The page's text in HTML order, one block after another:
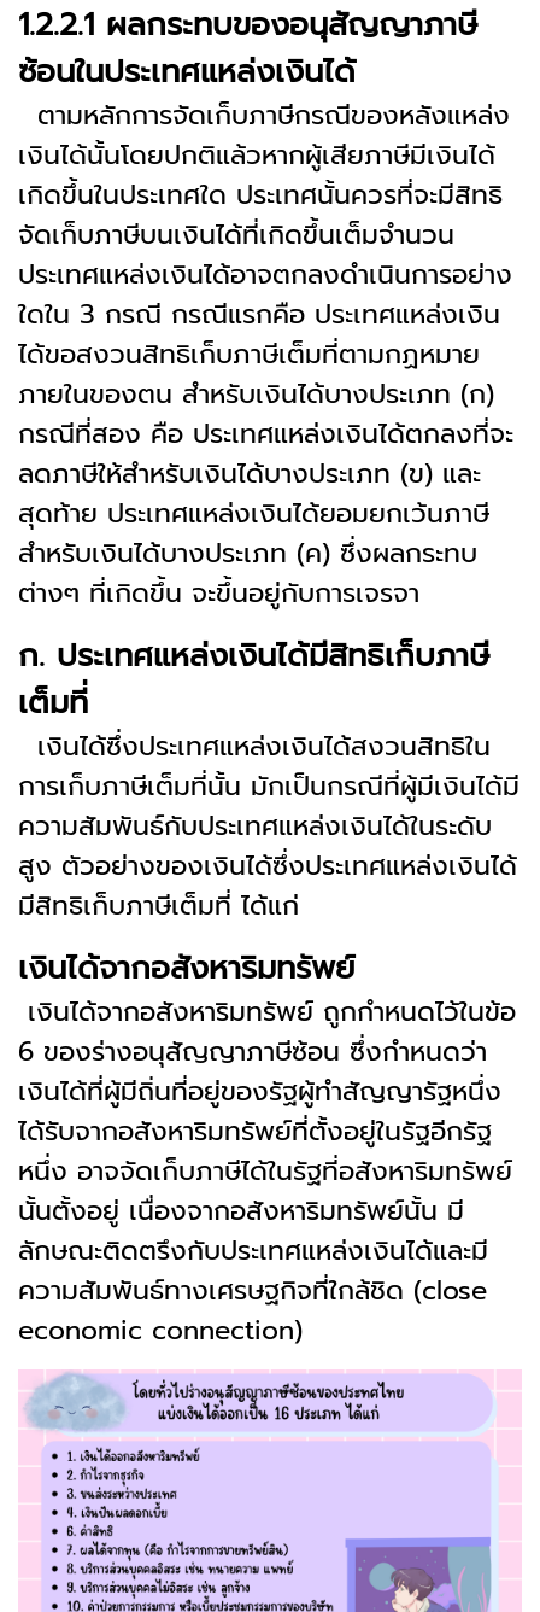
1.2.2.1 ผลกระทบของอนุสัญญาภาษี
ซ้อนในประเทศแหล่งเงินได้
ตามหลักการจัดเก็บภาษีกรณีของหลังแหล่ง
เงินได้นั้นโดยปกติแล้วหากผู้เสียภาษีมีเงินได้
เกิดขึ้นในประเทศใด ประเทศนั้นควรที่จะมีสิทธิ
จัดเก็บภาษีบนเงินได้ที่เกิดขึ้นเต็มจำนวน
ประเทศแหล่งเงินได้อาจตกลงดำเนินการอย่าง
ใดใน 3 กรณี กรณีแรกคือ ประเทศแหล่งเงิน
ได้ขอสงวนสิทธิเก็บภาษีเต็มที่ตามกฏหมาย
ภายในของตน สำหรับเงินได้บางประเภท (ก)
กรณีที่สอง คือ ประเทศแหล่งเงินได้ตกลงที่จะ
ลดภาษีให้สำหรับเงินได้บางประเภท (ข) และ
สุดท้าย ประเทศแหล่งเงินได้ยอมยกเว้นภาษี
สำหรับเงินได้บางประเภท (ค) ซึ่งผลกระทบ
ต่างๆ ที่เกิดขึ้น จะขึ้นอยู่กับการเจรจา
ก. ประเทศแหล่งเงินได้มีสิทธิเก็บภาษี
เต็มที่
เงินได้ซึ่งประเทศแหล่งเงินได้สงวนสิทธิใน
การเก็บภาษีเต็มที่นั้น มักเป็นกรณีที่ผู้มีเงินได้มี
ความสัมพันธ์กับประเทศแหล่งเงินได้ในระดับ
สูง ตัวอย่างของเงินได้ซึ่งประเทศแหล่งเงินได้
มีสิทธิเก็บภาษีเต็มที่ ได้แก่
เงินได้จากอสังหาริมทรัพย์
เงินได้จากอสังหาริมทรัพย์ ถูกกำหนดไว้ในข้อ
6 ของร่างอนุสัญญาภาษีซ้อน ซึ่งกำหนดว่า
เงินได้ที่ผู้มีถิ่นที่อยู่ของรัฐผู้ทำสัญญารัฐหนึ่ง
ได้รับจากอสังหาริมทรัพย์ที่ตั้งอยู่ในรัฐอีกรัฐ
หนึ่ง อาจจัดเก็บภาษีได้ในรัฐที่อสังหาริมทรัพย์
นั้นตั้งอยู่ เนื่องจากอสังหาริมทรัพย์นั้น มี
ลักษณะติดตรึงกับประเทศแหล่งเงินได้และมี
ความสัมพันธ์ทางเศรษฐกิจที่ใกล้ชิด (close
economic connection)